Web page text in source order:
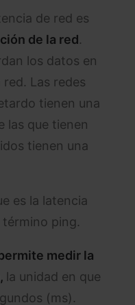
de red es
de la red.
los datos en
Las redes
tienen una
las que tienen
tienen una
es la latencia
ping.
medir la
la unidad en que
(ms).